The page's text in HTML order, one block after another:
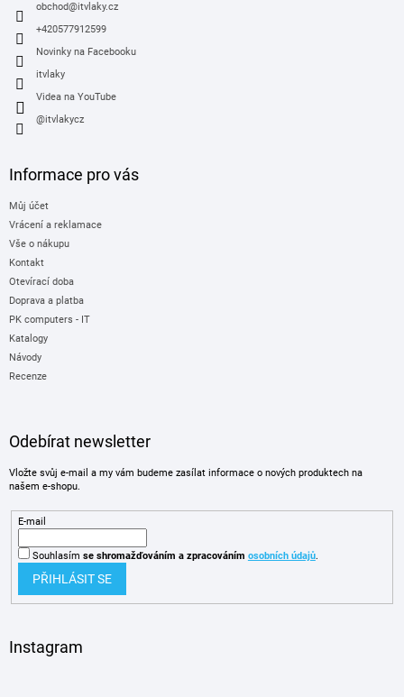
obchod@itvlaky.cz
+420577912599
Novinky na Facebooku
itvlaky
Videa na YouTube
@itvlakycz
Informace pro vás
Můj účet
Vrácení a reklamace
Vše o nákupu
Kontakt
Otevírací doba
Doprava a platba
PK computers - IT
Katalogy
Návody
Recenze
Odebírat newsletter
Vložte svůj e-mail a my vám budeme zasílat informace o nových produktech na
našem e-shopu.
E-mail
Souhlasím se shromažďováním a zpracováním osobních údajů.
PŘIHLÁSIT SE
Instagram